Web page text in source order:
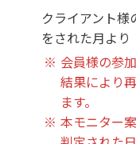
クライアント
をされた月より
会員様の参
結果により
ます。
本モニター